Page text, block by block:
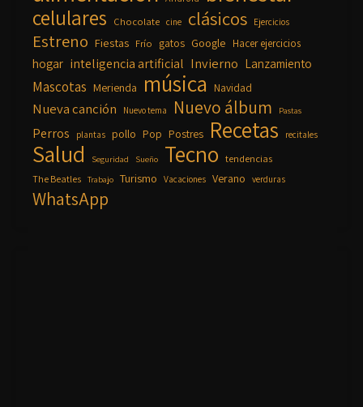
celulares Chocolate cine clásicos Ejercicios
Estreno Fiestas Frío gatos Google Hacer ejercicios
hogar inteligencia artificial Invierno Lanzamiento
Mascotas Merienda música Navidad
Nueva canción Nuevo tema Nuevo álbum Pastas
Perros plantas pollo Pop Postres Recetas recitales
Salud Seguridad Sueño Tecno tendencias
The Beatles Trabajo Turismo Vacaciones Verano verduras
WhatsApp